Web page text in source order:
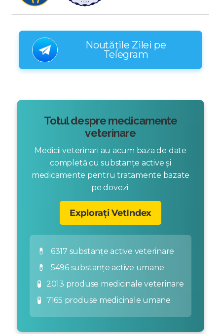
Noutățile Zilei pe
Telegram
Totul despre medicamente
veterinare
Medicii veterinari au acum baza de date
completă cu substanțe active și
medicamente pentru tratamente bazate
pe dovezi.
Explorați VetIndex
💊 6317 substanțe active veterinare
💊 5496 substanțe active umane
🧪 2013 produse medicinale veterinare
🧪 7165 produse medicinale umane